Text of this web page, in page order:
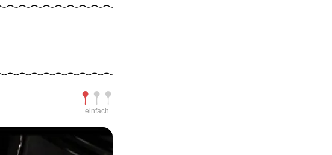
Schwierigkeit
einfach